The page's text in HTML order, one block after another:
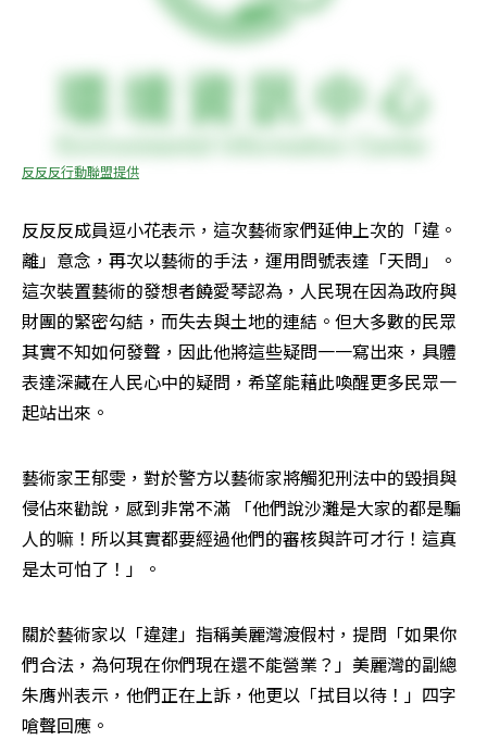
反反反行動聯盟提供
反反反成員逗小花表示，這次藝術家們延伸上次的「違。
離」意念，再次以藝術的手法，運用問號表達「天問」。
這次裝置藝術的發想者饒愛琴認為，人民現在因為政府與
財團的緊密勾結，而失去與土地的連結。但大多數的民眾
其實不知如何發聲，因此他將這些疑問一一寫出來，具體
表達深藏在人民心中的疑問，希望能藉此喚醒更多民眾一
起站出來。
藝術家王郁雯，對於警方以藝術家將觸犯刑法中的毀損與
侵佔來勸說，感到非常不滿 「他們說沙灘是大家的都是騙
人的嘛！所以其實都要經過他們的審核與許可才行！這真
是太可怕了！」。
關於藝術家以「違建」指稱美麗灣渡假村，提問「如果你
們合法，為何現在你們現在還不能營業？」美麗灣的副總
朱膺州表示，他們正在上訴，他更以「拭目以待！」四字
嗆聲回應。